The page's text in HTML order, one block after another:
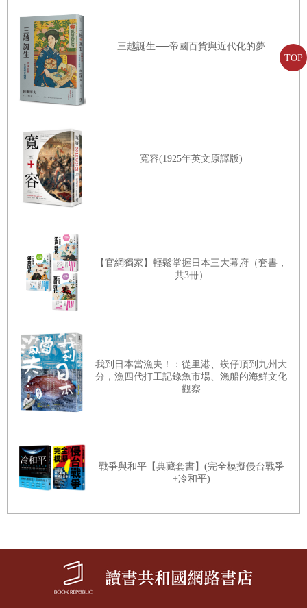
TOP
三越誕生──帝國百貨與近代化的夢
寬容(1925年英文原譯版)
【官網獨家】輕鬆掌握日本三大幕府（套書，
共3冊）
我到日本當漁夫！：從里港、崁仔頂到九州大
分，漁四代打工記錄魚市場、漁船的海鮮文化
觀察
戰爭與和平【典藏套書】(完全模擬侵台戰爭
+冷和平)